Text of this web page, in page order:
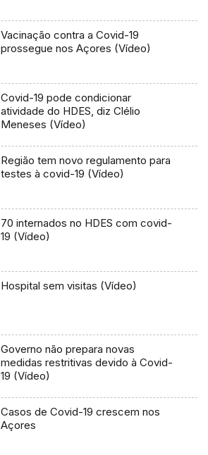
Vacinação contra a Covid-19
prossegue nos Açores (Vídeo)
Covid-19 pode condicionar
atividade do HDES, diz Clélio
Meneses (Vídeo)
Região tem novo regulamento para
testes à covid-19 (Vídeo)
70 internados no HDES com covid-
19 (Vídeo)
Hospital sem visitas (Vídeo)
Governo não prepara novas
medidas restritivas devido à Covid-
19 (Vídeo)
Casos de Covid-19 crescem nos
Açores